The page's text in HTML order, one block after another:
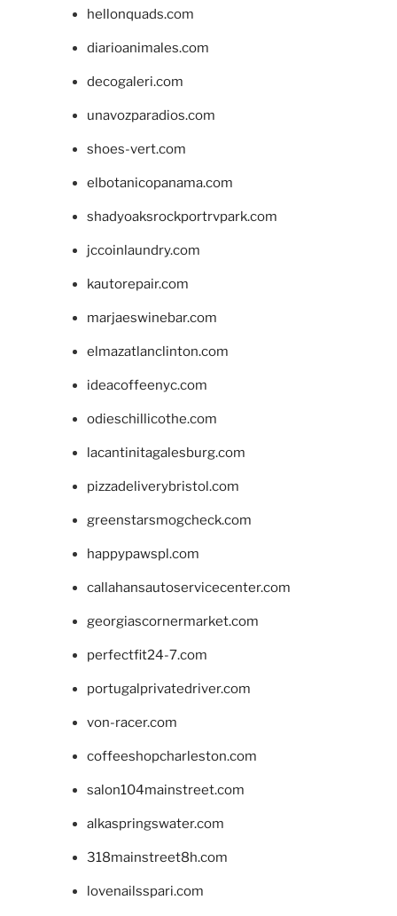
hellonquads.com
diarioanimales.com
decogaleri.com
unavozparadios.com
shoes-vert.com
elbotanicopanama.com
shadyoaksrockportrvpark.com
jccoinlaundry.com
kautorepair.com
marjaeswinebar.com
elmazatlanclinton.com
ideacoffeenyc.com
odieschillicothe.com
lacantinitagalesburg.com
pizzadeliverybristol.com
greenstarsmogcheck.com
happypawspl.com
callahansautoservicecenter.com
georgiascornermarket.com
perfectfit24-7.com
portugalprivatedriver.com
von-racer.com
coffeeshopcharleston.com
salon104mainstreet.com
alkaspringswater.com
318mainstreet8h.com
lovenailsspari.com